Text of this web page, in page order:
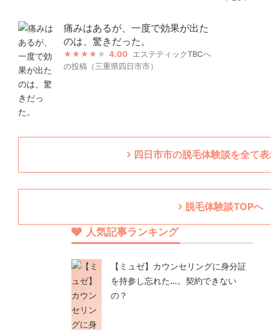
痛みはあるが、一度で効果が出た
のは、驚きだった。
4.00
エステティックTBCへ
の投稿（三重県四日市市）
四日市市の脱毛体験談を全て
脱毛体験談TOPへ
人気記事ランキング
【ミュゼ】カウンセリングに身分証
を持参し忘れた…。契約できない
の？